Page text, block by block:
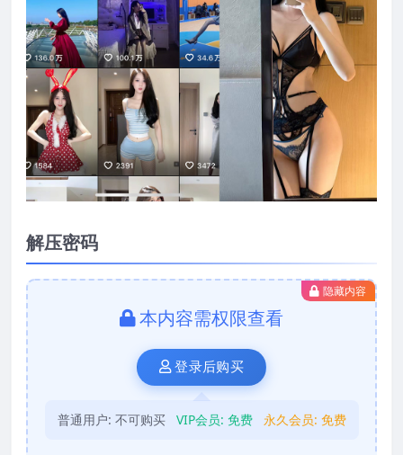
解压密码
隐藏内容
本内容需权限查看
登录后购买
普通用户: 不可购买 VIP会员: 免费 永久会员: 免费